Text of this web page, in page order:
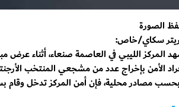
الصورة
سكاي/خاص:
المركز الليبي في العاصمة صنعاء، أثناء عرض
الأمن بإخراج عدد من مشجعي المنتخب
مصادر محلية، فإن أمن المركز تدخل